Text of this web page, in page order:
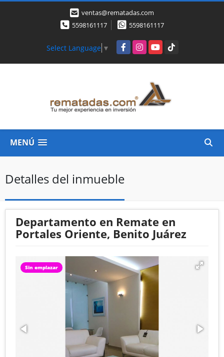
ventas@rematadas.com
5598161117
5598161117
Select Language ▼ FacebookInstagramYouTubeTikTok
MENÚ
Detalles del inmueble
Departamento en Remate en
Portales Oriente, Benito Juárez
Sin emplazar